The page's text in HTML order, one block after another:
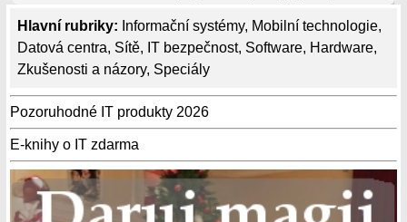
Hlavní rubriky: Informační systémy, Mobilní technologie,
Datová centra, Sítě, IT bezpečnost, Software, Hardware,
Zkušenosti a názory, Speciály
Pozoruhodné IT produkty 2026
E-knihy o IT zdarma